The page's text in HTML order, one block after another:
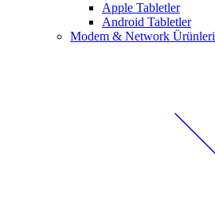
Apple Tabletler
Android Tabletler
Modem & Network Ürünleri